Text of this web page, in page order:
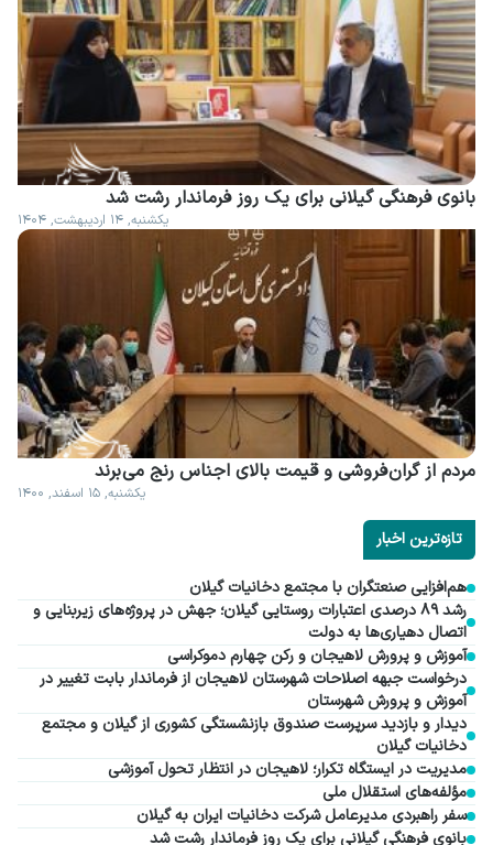
بانوی فرهنگی گیلانی برای یک روز فرماندار رشت شد
یکشنبه, ۱۴ اردیبهشت, ۱۴۰۴
مردم از گران فروشی و قیمت بالای اجناس رنج می برند
یکشنبه, ۱۵ اسفند, ۱۴۰۰
تازه‌ترین اخبار
هم‌افزایی صنعتگران با مجتمع دخانیات گیلان
رشد ۸۹ درصدی اعتبارات روستایی گیلان؛ جهش در پروژه‌های زیربنایی و
اتصال دهیاری‌ها به دولت
آموزش و پرورش لاهیجان و رکن چهارم دموکراسی
درخواست جبهه اصلاحات شهرستان لاهیجان از فرماندار بابت تغییر در
آموزش و پرورش شهرستان
دیدار و بازدید سرپرست صندوق بازنشستگی کشوری از گیلان و مجتمع
دخانیات گیلان
مدیریت در ایستگاه تکرار؛ لاهیجان در انتظار تحول آموزشی
مؤلفه‌های استقلال ملی
سفر راهبردی مدیرعامل شرکت دخانیات ایران به گیلان
بانوی فرهنگی گیلانی برای یک روز فرماندار رشت شد